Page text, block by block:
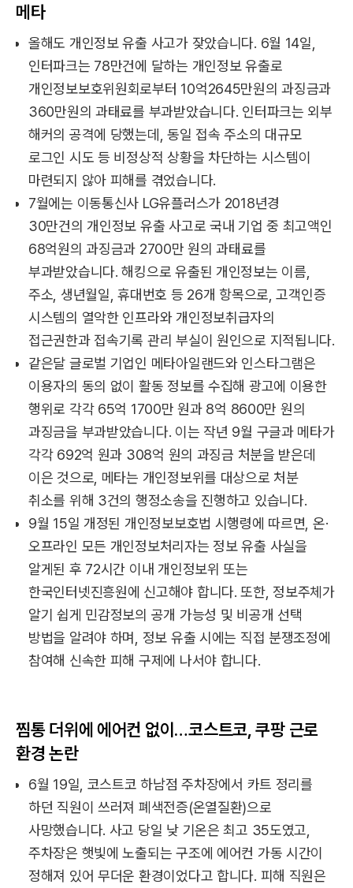
메타
올해도 개인정보 유출 사고가 잦았습니다. 6월 14일,
인터파크는 78만건에 달하는 개인정보 유출로
개인정보보호위원회로부터 10억2645만원의 과징금과
360만원의 과태료를 부과받았습니다. 인터파크는 외부
해커의 공격에 당했는데, 동일 접속 주소의 대규모
로그인 시도 등 비정상적 상황을 차단하는 시스템이
마련되지 않아 피해를 겪었습니다.
7월에는 이동통신사 LG유플러스가 2018년경
30만건의 개인정보 유출 사고로 국내 기업 중 최고액인
68억원의 과징금과 2700만 원의 과태료를
부과받았습니다. 해킹으로 유출된 개인정보는 이름,
주소, 생년월일, 휴대번호 등 26개 항목으로, 고객인증
시스템의 열악한 인프라와 개인정보취급자의
접근권한과 접속기록 관리 부실이 원인으로 지적됩니다.
같은달 글로벌 기업인 메타아일랜드와 인스타그램은
이용자의 동의 없이 활동 정보를 수집해 광고에 이용한
행위로 각각 65억 1700만 원과 8억 8600만 원의
과징금을 부과받았습니다. 이는 작년 9월 구글과 메타가
각각 692억 원과 308억 원의 과징금 처분을 받은데
이은 것으로, 메타는 개인정보위를 대상으로 처분
취소를 위해 3건의 행정소송을 진행하고 있습니다.
9월 15일 개정된 개인정보보호법 시행령에 따르면, 온·
오프라인 모든 개인정보처리자는 정보 유출 사실을
알게된 후 72시간 이내 개인정보위 또는
한국인터넷진흥원에 신고해야 합니다. 또한, 정보주체가
알기 쉽게 민감정보의 공개 가능성 및 비공개 선택
방법을 알려야 하며, 정보 유출 시에는 직접 분쟁조정에
참여해 신속한 피해 구제에 나서야 합니다.
찜통 더위에 에어컨 없이…코스트코, 쿠팡 근로
환경 논란
6월 19일, 코스트코 하남점 주차장에서 카트 정리를
하던 직원이 쓰러져 폐색전증(온열질환)으로
사망했습니다. 사고 당일 낮 기온은 최고 35도였고,
주차장은 햇빛에 노출되는 구조에 에어컨 가동 시간이
정해져 있어 무더운 환경이었다고 합니다. 피해 직원은